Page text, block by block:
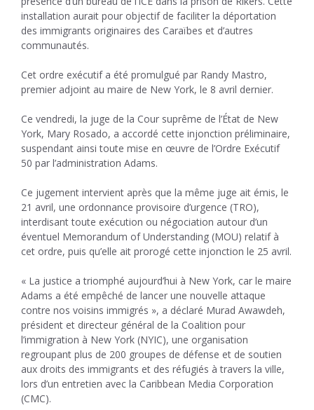
installation aurait pour objectif de faciliter la déportation
des immigrants originaires des Caraïbes et d’autres
communautés.
Cet ordre exécutif a été promulgué par Randy Mastro,
premier adjoint au maire de New York, le 8 avril dernier.
Ce vendredi, la juge de la Cour suprême de l’État de New
York, Mary Rosado, a accordé cette injonction préliminaire,
suspendant ainsi toute mise en œuvre de l’Ordre Exécutif
50 par l’administration Adams.
Ce jugement intervient après que la même juge ait émis, le
21 avril, une ordonnance provisoire d’urgence (TRO),
interdisant toute exécution ou négociation autour d’un
éventuel Memorandum of Understanding (MOU) relatif à
cet ordre, puis qu’elle ait prorogé cette injonction le 25 avril.
« La justice a triomphé aujourd’hui à New York, car le maire
Adams a été empêché de lancer une nouvelle attaque
contre nos voisins immigrés », a déclaré Murad Awawdeh,
président et directeur général de la Coalition pour
l’immigration à New York (NYIC), une organisation
regroupant plus de 200 groupes de défense et de soutien
aux droits des immigrants et des réfugiés à travers la ville,
lors d’un entretien avec la Caribbean Media Corporation
(CMC).